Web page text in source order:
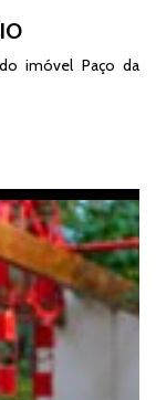
imóvel Paço da